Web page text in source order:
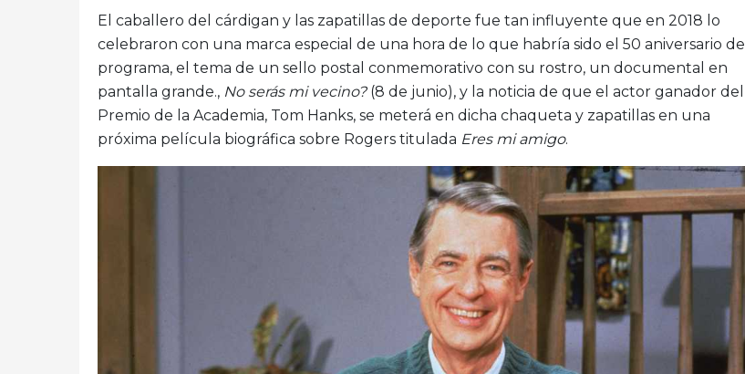
El caballero del cárdigan y las zapatillas de deporte fue tan influyente que en 2018 lo
celebraron con una marca especial de una hora de lo que habría sido el 50 aniversario del
programa, el tema de un sello postal conmemorativo con su rostro, un documental en
pantalla grande., No serás mi vecino?(8 de junio), y la noticia de que el actor ganador del
Premio de la Academia, Tom Hanks, se meterá en dicha chaqueta y zapatillas en una
próxima película biográfica sobre Rogers titulada Eres mi amigo.